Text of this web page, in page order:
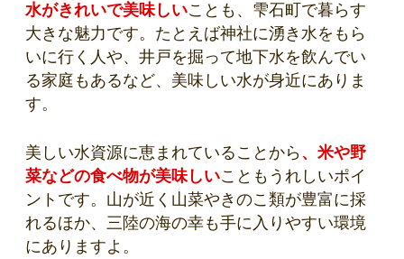
水がきれいで美味しいことも、雫石町で暮らす
大きな魅力です。たとえば神社に湧き水をもら
いに行く人や、井戸を掘って地下水を飲んでい
る家庭もあるなど、美味しい水が身近にありま
す。
美しい水資源に恵まれていることから、米や野
菜などの食べ物が美味しいこともうれしいポイ
ントです。山が近く山菜やきのこ類が豊富に採
れるほか、三陸の海の幸も手に入りやすい環境
にありますよ。